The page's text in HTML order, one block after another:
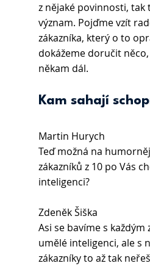
z nějaké povinnosti, tak
význam. Pojďme vzít
zákazníka, který o to
dokážeme doručit
někam dál.
Kam sahají
Martin Hurych
Teď možná na
zákazníků z 10 po Vás
inteligenci?
Zdeněk Šiška
Asi se bavíme s každým
umělé inteligenci, ale s
zákazníky to až tak